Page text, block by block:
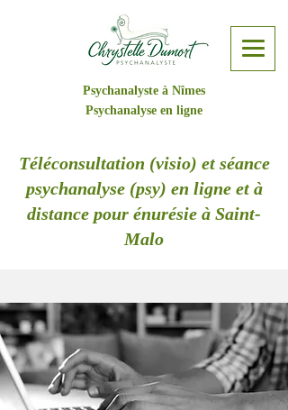
Psychanalyste à Nîmes
Psychanalyse en ligne
Téléconsultation (visio) et séance
psychanalyse (psy) en ligne et à
distance pour énurésie à Saint-
Malo